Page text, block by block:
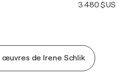
3 480 $US
de Irene Schlik